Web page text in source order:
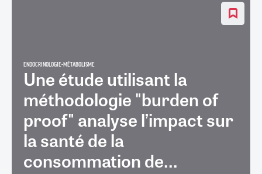
ENDOCRINOLOGIE-MÉTABOLISME
Une étude utilisant la
méthodologie "burden of
proof" analyse l’impact sur
la santé de la
consommation de...